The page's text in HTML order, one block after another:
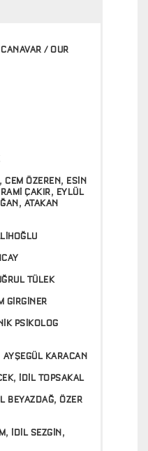
/ OUR
CEM ÖZEREN, ESİN
ÇAKIR, EYLÜL
ATAKAN
TÜLEK
GİRGİNER
PSİKOLOG
AYŞEGÜL KARACAN
İDİL TOPSAKAL
BEYAZDAĞ, ÖZER
İDİL SEZGİN,